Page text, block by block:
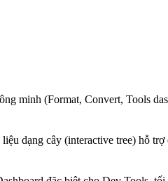
minh (Format, Convert, Tools
dạng cây (interactive tree) hỗ